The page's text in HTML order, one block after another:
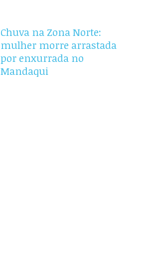
Chuva na Zona Norte:
mulher morre arrastada
por enxurrada no
Mandaqui